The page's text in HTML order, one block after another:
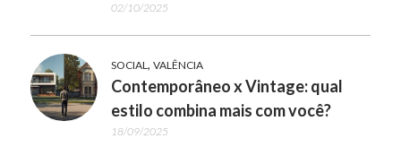
02/10/2025
SOCIAL, VALÊNCIA
Contemporâneo x Vintage: qual
estilo combina mais com você?
18/09/2025